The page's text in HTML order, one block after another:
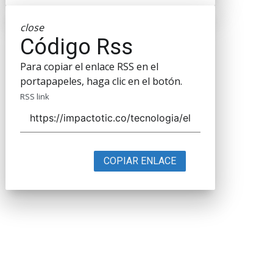
close
Código Rss
Para copiar el enlace RSS en el
portapapeles, haga clic en el botón.
RSS link
COPIAR ENLACE